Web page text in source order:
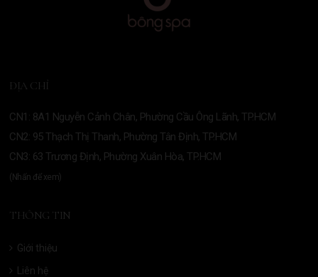
ĐỊA CHỈ
CN1: 8A1 Nguyễn Cảnh Chân, Phường Cầu Ông Lãnh, TP.HCM
CN2: 95 Thạch Thị Thanh, Phường Tân Định, TP.HCM
CN3: 63 Trương Định, Phường Xuân Hòa, TP.HCM
(Nhấn để xem)
THÔNG TIN
Giới thiệu
Liên hệ